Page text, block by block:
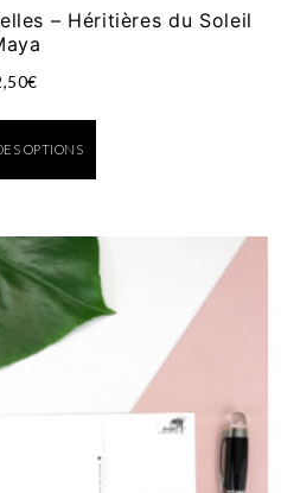
– Héritières du Soleil
€
OPTIONS